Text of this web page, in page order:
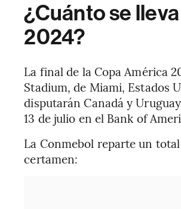
¿Cuánto se
2024?
La final de la Copa América
Stadium, de Miami, Estados
disputarán Canadá y
13 de julio en el Bank of
La Conmebol reparte un
certamen: